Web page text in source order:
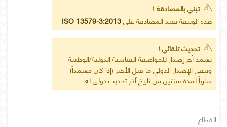
تبني بالمصادقة !
هذه الوثيقة تفيد المصادقة علىISO 13579-3:2013
تحديث تلقائي !
يعتمد آخر إصدار للمواصفة القياسية الدولية/الوطنية
ويبقى الإصدار الدولي ما قبل الأخير (إذا كان معتمداً)
سارياً لمدة سنتين من تاريخ آخر تحديث دولي له.
القطاع